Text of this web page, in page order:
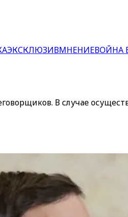
ЭКСКЛЮЗИВМНЕНИЕВОЙНА
В случае